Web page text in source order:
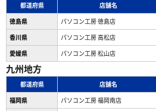
都道府県 店舗名
徳島県
パソコン工房 徳島店
香川県
パソコン工房 高松店
愛媛県
パソコン工房 松山店
九州地方
都道府県 店舗名
福岡県
パソコン工房 福岡南店